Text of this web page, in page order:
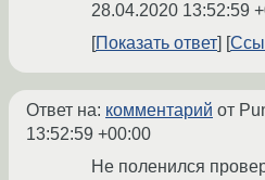
28.04.2020 13:52:59
Показать ответ
Ответ на: комментарий от
13:52:59 +00:00
Не поленился